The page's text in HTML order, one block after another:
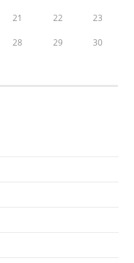
21 22 23
28 29 30